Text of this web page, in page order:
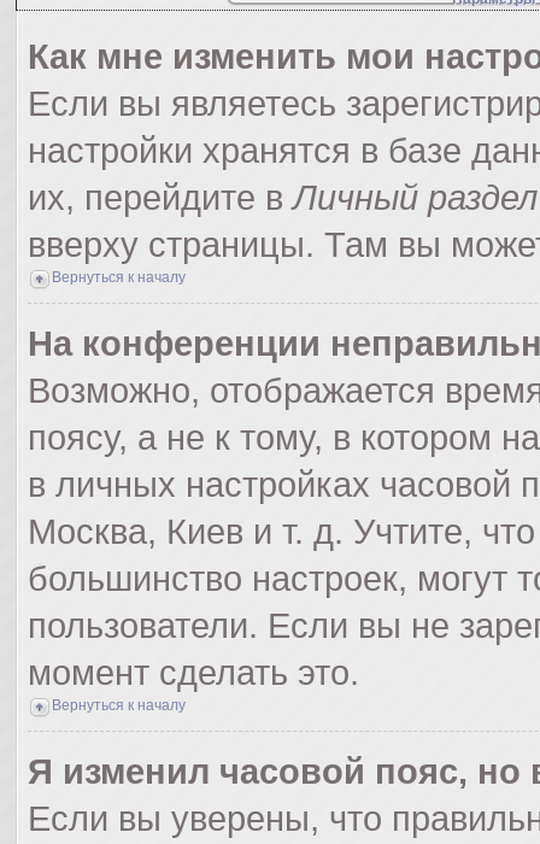
Как мне изменить мои
Если вы являетесь
настройки хранятся в базе
их, перейдите вЛичный раздел
вверху страницы. Там вы
Вернуться к началу
На конференции
Возможно, отображается
поясу, а не к тому, в котором
в личных настройках часовой
Москва, Киев и т. д. Учтите,
большинство настроек, могут
пользователи. Если вы не
момент сделать это.
Вернуться к началу
Я изменил часовой пояс,
Если вы уверены, что